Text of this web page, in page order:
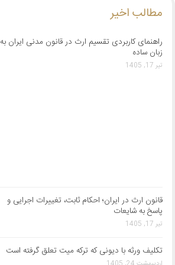
مطالب اخیر
راهنمای کاربردی تقسیم ارث در قانون مدنی ایران به
زبان ساده
تیر 17, 1405
قانون ارث در ایران؛ احکام ثابت، تغییرات اجرایی و
پاسخ به شایعات
تیر 17, 1405
تکلیف ورثه با دیونی که ترکه میت تعلق گرفته است